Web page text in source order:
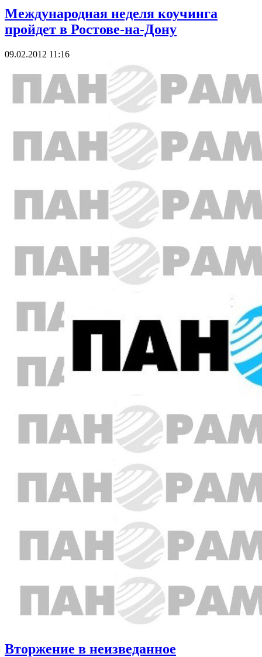
Международная неделя коучинга
пройдет в Ростове-на-Дону
09.02.2012 11:16
Вторжение в неизведанное